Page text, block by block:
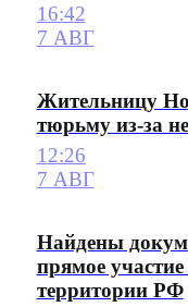
16:42
7 АВГ
Жительницу
тюрьму из-за
12:26
7 АВГ
Найдены
прямое
территории РФ